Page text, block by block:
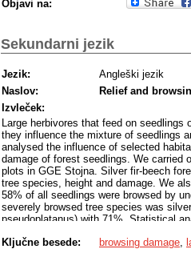
Objavi na:
Sekundarni jezik
Jezik:
Angleški jezik
Naslov:
Relief and
Izvleček:
Large herbivores that feed on
they influence the mixture of seedlings
analysed the influence of selected
damage of forest seedlings. We carried
plots in GGE Stojna. Silver fir-beech
tree species, height and damage. We
58% of all seedlings were browsed by
severely browsed tree species was
pseudoplatanus) with 71%. Statistical
rate of damaged seedlings decreased.
Ključne besede: browsing damage